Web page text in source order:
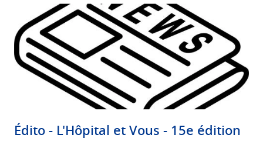
Édito - L'Hôpital et Vous - 15e édition